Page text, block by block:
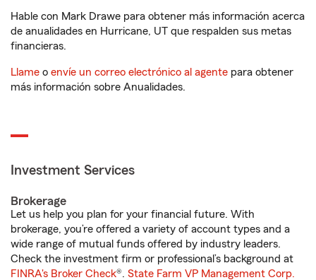
Hable con Mark Drawe para obtener más información acerca
de anualidades en Hurricane, UT que respalden sus metas
financieras.
Llame o envíe un correo electrónico al agente para obtener
más información sobre Anualidades.
Investment Services
Brokerage
Let us help you plan for your financial future. With
brokerage, you’re offered a variety of account types and a
wide range of mutual funds offered by industry leaders.
Check the investment firm or professional’s background at
FINRA's Broker Check®. State Farm VP Management Corp.